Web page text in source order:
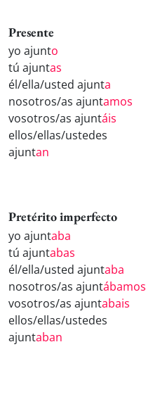
Presente
yo ajunto
tú ajuntas
él/ella/usted ajunta
nosotros/as ajuntamos
vosotros/as ajuntáis
ellos/ellas/ustedes
ajuntan
Pretérito imperfecto
yo ajuntaba
tú ajuntabas
él/ella/usted ajuntaba
nosotros/as ajuntábamos
vosotros/as ajuntabais
ellos/ellas/ustedes
ajuntaban